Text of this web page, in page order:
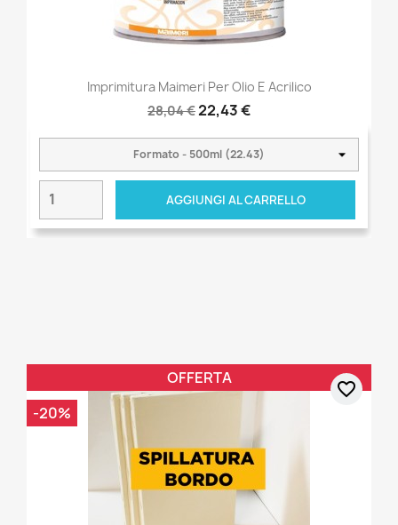
Imprimitura Maimeri Per Olio E Acrilico
28,04 €22,43 €
AGGIUNGI AL CARRELLO
OFFERTA
-20%
favorite_border